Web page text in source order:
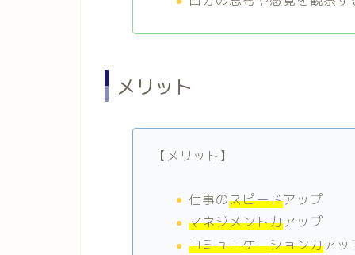
メリット
【メリット】
仕事のスピードアップ
マネジメント力アップ
コミュニケーション力アッ